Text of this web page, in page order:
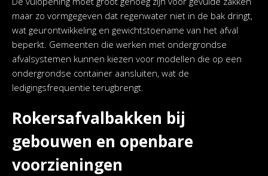
maar zo vormgegeven dat regenwater niet in de bak dringt,
wat geurontwikkeling en gewichtstoename van het afval
beperkt. Gemeenten die werken met ondergrondse
afvalsystemen kunnen kiezen voor modellen die op een
ondergrondse container aansluiten, wat de
ledigingsfrequentie terugbrengt.
Rokersafvalbakken bij
gebouwen en openbare
voorzieningen